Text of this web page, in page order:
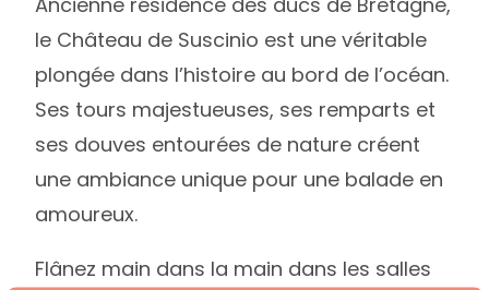
le Château de Suscinio est une véritable
plongée dans l’histoire au bord de l’océan.
Ses tours majestueuses, ses remparts et
ses douves entourées de nature créent
une ambiance unique pour une balade en
amoureux.
Flânez main dans la main dans les salles